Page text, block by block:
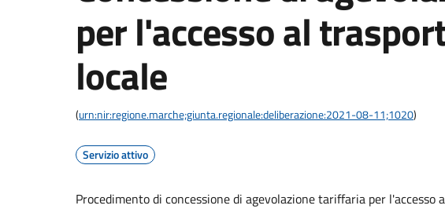
per l'accesso al
locale
(urn:nir:regione.marche;giunta.regionale:deliberazione:2021-08-11;1020)
Servizio attivo
Procedimento di concessione di agevolazione tariffaria per l'accesso